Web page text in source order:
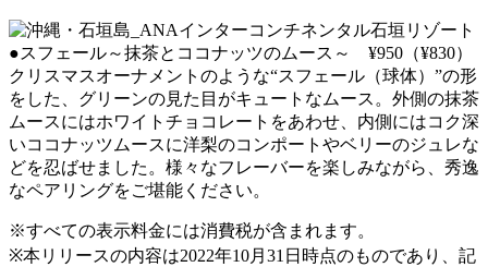
●スフェール～抹茶とココナッツのムース～ ¥950（¥830）
クリスマスオーナメントのような“スフェール（球体）”の形
をした、グリーンの見た目がキュートなムース。外側の抹茶
ムースにはホワイトチョコレートをあわせ、内側にはコク深
いココナッツムースに洋梨のコンポートやベリーのジュレな
どを忍ばせました。様々なフレーバーを楽しみながら、秀逸
なペアリングをご堪能ください。
※すべての表示料金には消費税が含まれます。
※本リリースの内容は2022年10月31日時点のものであり、記